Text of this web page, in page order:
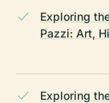
Exploring
Pazzi: Art,
Exploring